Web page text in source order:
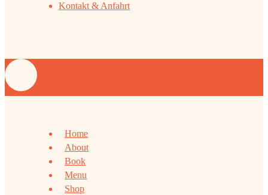
Kontakt & Anfahrt
Home
About
Book
Menu
Shop